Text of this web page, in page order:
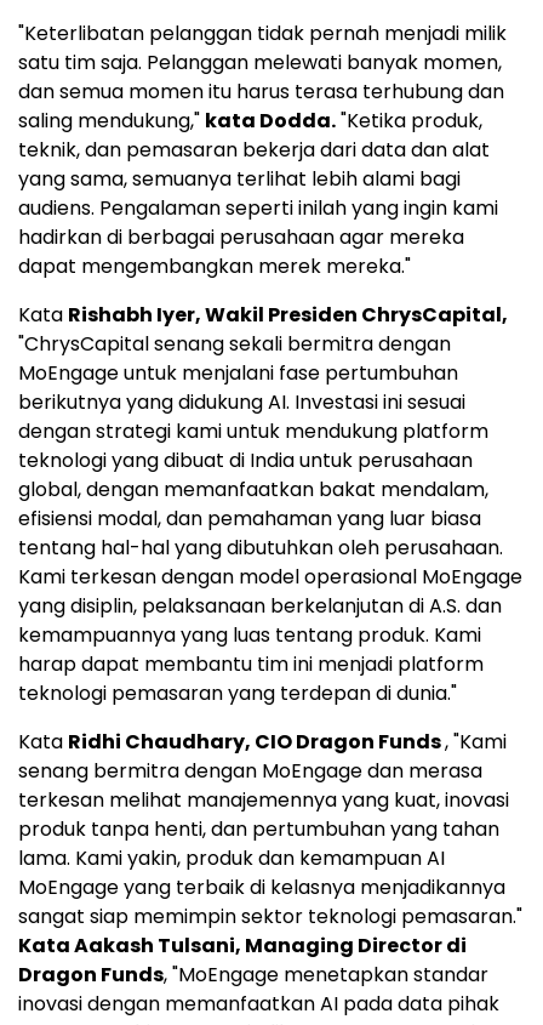
"Keterlibatan pelanggan tidak pernah menjadi milik
satu tim saja. Pelanggan melewati banyak momen,
dan semua momen itu harus terasa terhubung dan
saling mendukung," kata Dodda."Ketika produk,
teknik, dan pemasaran bekerja dari data dan alat
yang sama, semuanya terlihat lebih alami bagi
audiens. Pengalaman seperti inilah yang ingin kami
hadirkan di berbagai perusahaan agar mereka
dapat mengembangkan merek mereka."
Kata Rishabh Iyer, Wakil Presiden ChrysCapital,
"ChrysCapital senang sekali bermitra dengan
MoEngage untuk menjalani fase pertumbuhan
berikutnya yang didukung AI. Investasi ini sesuai
dengan strategi kami untuk mendukung platform
teknologi yang dibuat di Indiauntuk perusahaan
global, dengan memanfaatkan bakat mendalam,
efisiensi modal, dan pemahaman yang luar biasa
tentang hal-hal yang dibutuhkan oleh perusahaan.
Kami terkesan dengan model operasional MoEngage
yang disiplin, pelaksanaan berkelanjutan di A.S. dan
kemampuannya yang luas tentang produk. Kami
harap dapat membantu tim ini menjadi platform
teknologi pemasaran yang terdepan di dunia."
Kata Ridhi Chaudhary, CIO Dragon Funds, "Kami
senang bermitra dengan MoEngage dan merasa
terkesan melihat manajemennya yang kuat, inovasi
produk tanpa henti, dan pertumbuhan yang tahan
lama. Kami yakin, produk dan kemampuan AI
MoEngage yang terbaik di kelasnya menjadikannya
sangat siap memimpin sektor teknologi pemasaran."
Kata Aakash Tulsani, Managing Director di
Dragon Funds, "MoEngage menetapkan standar
inovasi dengan memanfaatkan AI pada data pihak